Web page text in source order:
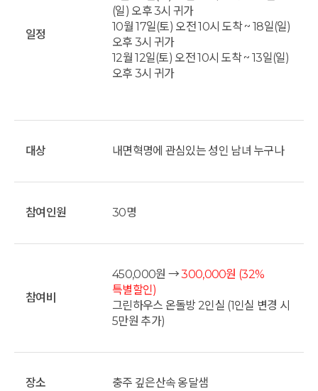
일정
(일) 오후 3시 귀가
10월 17일(토) 오전 10시 도착 ~ 18일(일)
오후 3시 귀가
12월 12일(토) 오전 10시 도착 ~ 13일(일)
오후 3시 귀가
대상 내면혁명에 관심있는 성인 남녀 누구나
참여인원 30명
참여비
450,000원 →300,000원 (32%
특별할인)
그린하우스 온돌방 2인실 (1인실 변경 시
5만원 추가)
장소 충주 깊은산속 옹달샘